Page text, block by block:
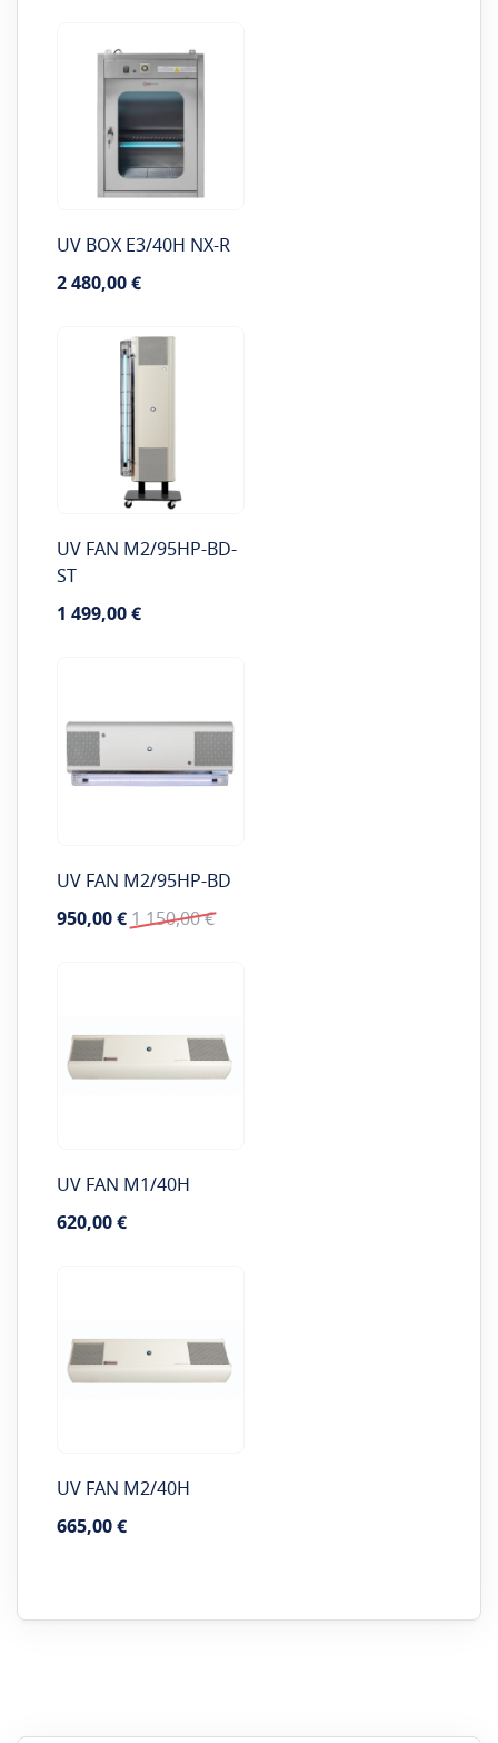
UV BOX E3/40H NX-R
2 480,00 €
UV FAN M2/95HP-BD-
ST
1 499,00 €
UV FAN M2/95HP-BD
Special
950,00 € Tavahind
1 150,00 €
UV FAN M1/40H
620,00 €
UV FAN M2/40H
665,00 €